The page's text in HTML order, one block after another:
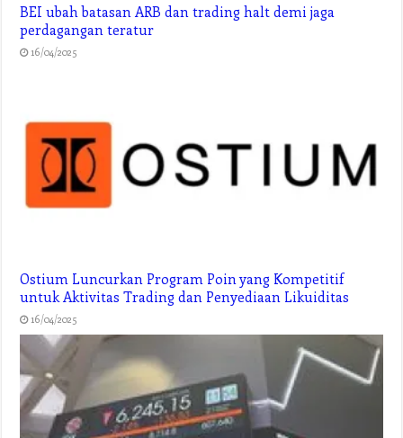
BEI ubah batasan ARB dan trading halt demi jaga
perdagangan teratur
16/04/2025
Ostium Luncurkan Program Poin yang Kompetitif
untuk Aktivitas Trading dan Penyediaan Likuiditas
16/04/2025